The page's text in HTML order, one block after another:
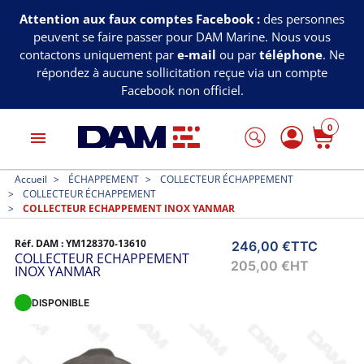
Attention aux faux comptes Facebook : des personnes
peuvent se faire passer pour DAM Marine. Nous vous
contactons uniquement par e-mail ou par téléphone. Ne
répondez à aucune sollicitation reçue via un compte
Facebook non officiel.
menu
0
Accueil ÉCHAPPEMENT
COLLECTEUR ÉCHAPPEMENT
COLLECTEUR ÉCHAPPEMENT
COLLECTEUR ECHAPPEMENT INOX YANMAR
Réf. DAM :YM128370-13610
COLLECTEUR ECHAPPEMENT
INOX YANMAR
246,00 €TTC
205,00 €HT
DISPONIBLE